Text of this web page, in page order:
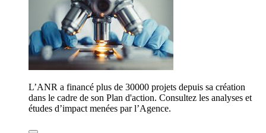
L’ANR a financé plus de 30000 projets depuis sa création
dans le cadre de son Plan d'action. Consultez les analyses et
études d’impact menées par l’Agence.